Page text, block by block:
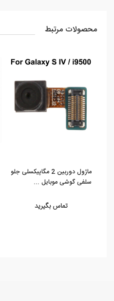
محصولات مرتبط
ماژول دوربین 2 مگاپیکسلی جلو
سلفی گوشی موبایل ...
تماس بگیرید